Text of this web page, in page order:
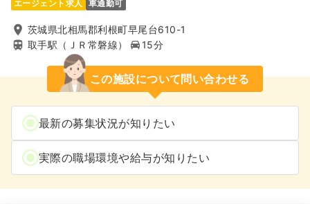
エージェント求人 車通勤可
茨城県北相馬郡利根町早尾台610-1
取手駅（ＪＲ常磐線）
15分
この施設について問い合わせる
最新の募集状況が知りたい
実際の職場環境や給与が知りたい